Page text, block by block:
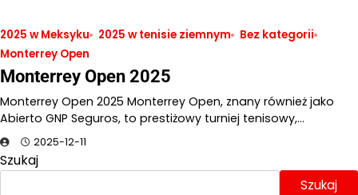
2025 w Meksyku 2025 w tenisie ziemnym
Bez kategorii
Monterrey Open
Monterrey Open 2025
Monterrey Open 2025 Monterrey Open, znany również jako
Abierto GNP Seguros, to prestiżowy turniej tenisowy,…
2025-12-11
Szukaj
Szukaj